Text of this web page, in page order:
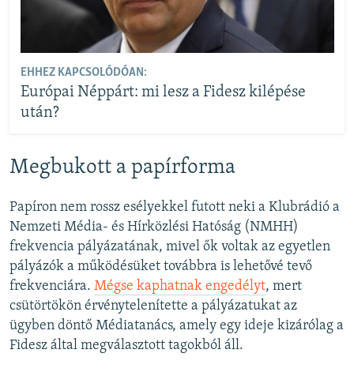
EHHEZ KAPCSOLÓDÓAN:
Európai Néppárt: mi lesz a Fidesz kilépése
után?
Megbukott a papírforma
Papíron nem rossz esélyekkel futott neki a Klubrádió a
Nemzeti Média- és Hírközlési Hatóság (NMHH)
frekvencia pályázatának, mivel ők voltak az egyetlen
pályázók a működésüket továbbra is lehetővé tevő
frekvenciára. Mégse kaphatnak engedélyt, mert
csütörtökön érvénytelenítette a pályázatukat ​az
ügyben döntő Médiatanács, amely egy ideje kizárólag a
Fidesz által megválasztott tagokból áll.